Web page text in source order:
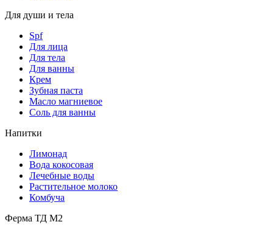
Для души и тела
Spf
Для лица
Для тела
Для ванны
Крем
Зубная паста
Масло магниевое
Соль для ванны
Напитки
Лимонад
Вода кокосовая
Лечебные воды
Растительное молоко
Комбуча
Ферма ТД М2